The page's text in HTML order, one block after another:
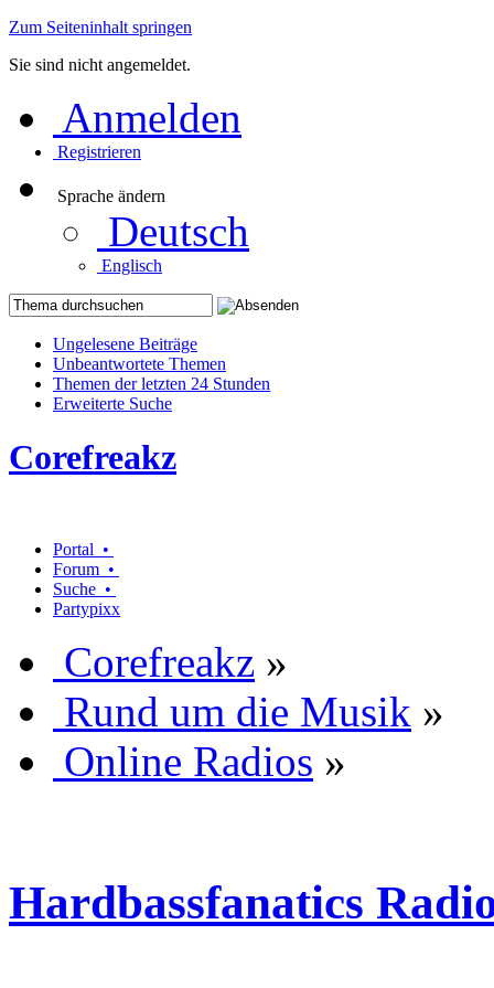
Zum Seiteninhalt springen
Sie sind nicht angemeldet.
Anmelden
Registrieren
Sprache ändern
Deutsch
Englisch
Ungelesene Beiträge
Unbeantwortete Themen
Themen der letzten 24 Stunden
Erweiterte Suche
Corefreakz
Portal •
Forum •
Suche •
Partypixx
Corefreakz »
Rund um die Musik »
Online Radios »
Hardbassfanatics